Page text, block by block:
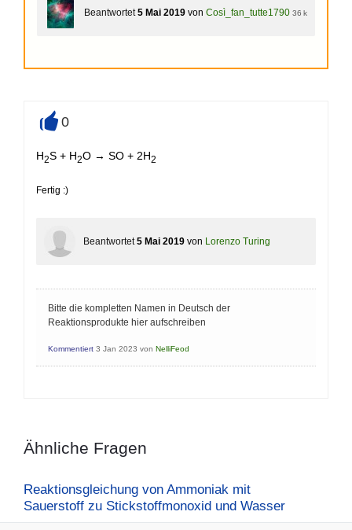
Beantwortet 5 Mai 2019 von Così_fan_tutte1790 36 k
0
H2S + H2O → SO + 2H2
Fertig :)
Beantwortet 5 Mai 2019 von Lorenzo Turing
Bitte die kompletten Namen in Deutsch der
Reaktionsprodukte hier aufschreiben
Kommentiert 3 Jan 2023 von NelliFeod
Ähnliche Fragen
Reaktionsgleichung von Ammoniak mit
Sauerstoff zu Stickstoffmonoxid und Wasser